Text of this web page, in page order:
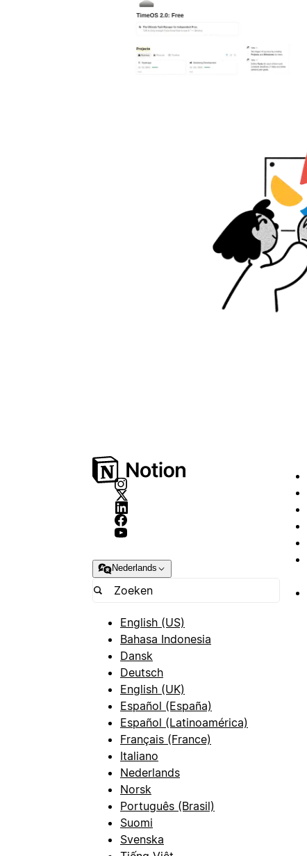
Nederlands
English (US)
Bahasa Indonesia
Dansk
Deutsch
English (UK)
Español (España)
Español (Latinoamérica)
Français (France)
Italiano
Nederlands
Norsk
Português (Brasil)
Suomi
Svenska